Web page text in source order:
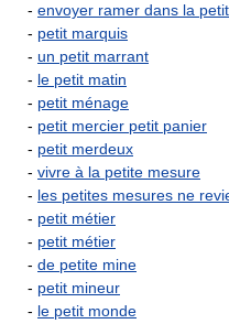
- envoyer ramer dans la
- petit marquis
- un petit marrant
- le petit matin
- petit ménage
- petit mercier petit panier
- petit merdeux
- vivre à la petite mesure
- les petites mesures ne
- petit métier
- petit métier
- de petite mine
- petit mineur
- le petit monde